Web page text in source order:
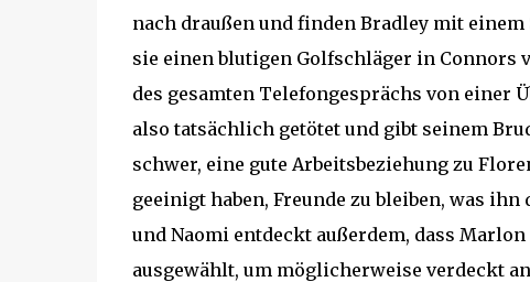
nach draußen und finden Bradley mit
sie einen blutigen Golfschläger in Connors
des gesamten Telefongesprächs von einer
also tatsächlich getötet und gibt seinem
schwer, eine gute Arbeitsbeziehung zu
geeinigt haben, Freunde zu bleiben, was
und Naomi entdeckt außerdem, dass
ausgewählt, um möglicherweise verdeckt